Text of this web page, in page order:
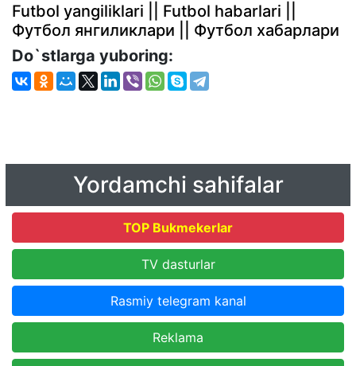
Futbol yangiliklari || Futbol habarlari ||
Футбол янгиликлари || Футбол хабарлари
Do`stlarga yuboring:
Yordamchi sahifalar
TOP Bukmekerlar
TV dasturlar
Rasmiy telegram kanal
Reklama